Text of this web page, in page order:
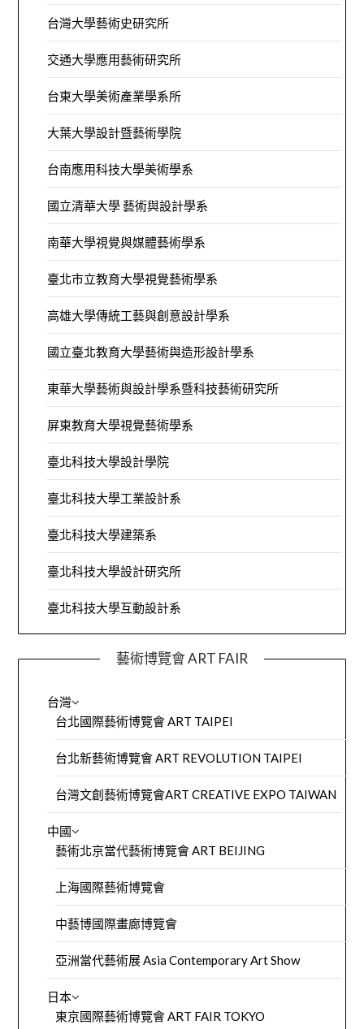
台灣大學藝術史研究所
交通大學應用藝術研究所
台東大學美術產業學系所
大葉大學設計暨藝術學院
台南應用科技大學美術學系
國立清華大學 藝術與設計學系
南華大學視覺與媒體藝術學系
臺北市立教育大學視覺藝術學系
高雄大學傳統工藝與創意設計學系
國立臺北教育大學藝術與造形設計學系
東華大學藝術與設計學系暨科技藝術研究所
屏東教育大學視覺藝術學系
臺北科技大學設計學院
臺北科技大學工業設計系
臺北科技大學建築系
臺北科技大學設計研究所
臺北科技大學互動設計系
藝術博覽會 ART FAIR
台灣
台北國際藝術博覽會 ART TAIPEI
台北新藝術博覽會 ART REVOLUTION TAIPEI
台灣文創藝術博覽會ART CREATIVE EXPO TAIWAN
中國
藝術北京當代藝術博覽會 ART BEIJING
上海國際藝術博覽會
中藝博國際畫廊博覽會
亞洲當代藝術展 Asia Contemporary Art Show
日本
東京國際藝術博覽會 ART FAIR TOKYO